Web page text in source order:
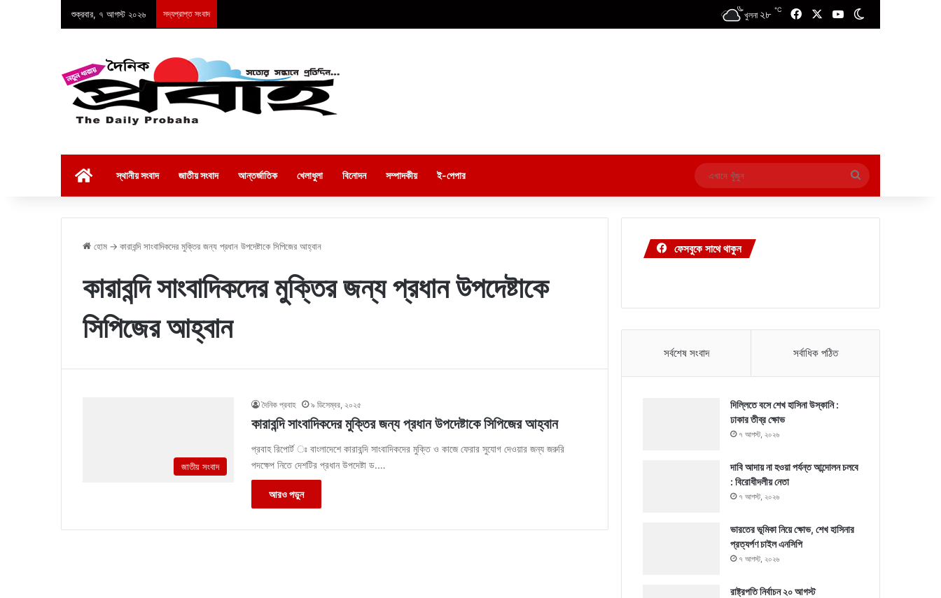
শুক্রবার, ৭ আগস্ট ২০২৬ সদ্যপ্রাপ্ত সংবাদ খুলনা ২৮ ℃ FacebookYouTube
স্থানীয় সংবাদ জাতীয় সংবাদ আন্তর্জাতিক খেলাধুলা বিনোদন সম্পাদকীয় ই-পেপার
এখানে
খুঁজুন
হোম → কারাবন্দি সাংবাদিকদের মুক্তির জন্য প্রধান উপদেষ্টাকে সিপিজের আহ্বান
কারাবন্দি সাংবাদিকদের মুক্তির জন্য প্রধান উপদেষ্টাকে
সিপিজের আহ্বান
জাতীয় সংবাদ
দৈনিক প্রবাহ ৯ ডিসেম্বর, ২০২৫
কারাবন্দি সাংবাদিকদের মুক্তির জন্য প্রধান উপদেষ্টাকে সিপিজের আহ্বান
প্রবাহ রিপোর্ট ঃ বাংলাদেশে কারাবন্দি সাংবাদিকদের মুক্তি ও কাজে ফেরার সুযোগ দেওয়ার জন্য জরুরি
পদক্ষেপ নিতে দেশটির প্রধান উপদেষ্টা ড.…
আরও পড়ুন
ফেসবুকে সাথে থাকুন
সর্বশেষ সংবাদ সর্বাধিক পঠিত
দিল্লিতে বসে শেখ হাসিনা উস্কানি :
ঢাকার তীব্র ক্ষোভ
৭ আগস্ট, ২০২৬
দাবি আদায় না হওয়া পর্যন্ত আন্দোলন চলবে
: বিরোধীদলীয় নেতা
৭ আগস্ট, ২০২৬
ভারতের ভূমিকা নিয়ে ক্ষোভ, শেখ হাসিনার
প্রত্যর্পণ চাইল এনসিপি
৭ আগস্ট, ২০২৬
রাষ্ট্রপতি নির্বাচন ২০ আগস্ট